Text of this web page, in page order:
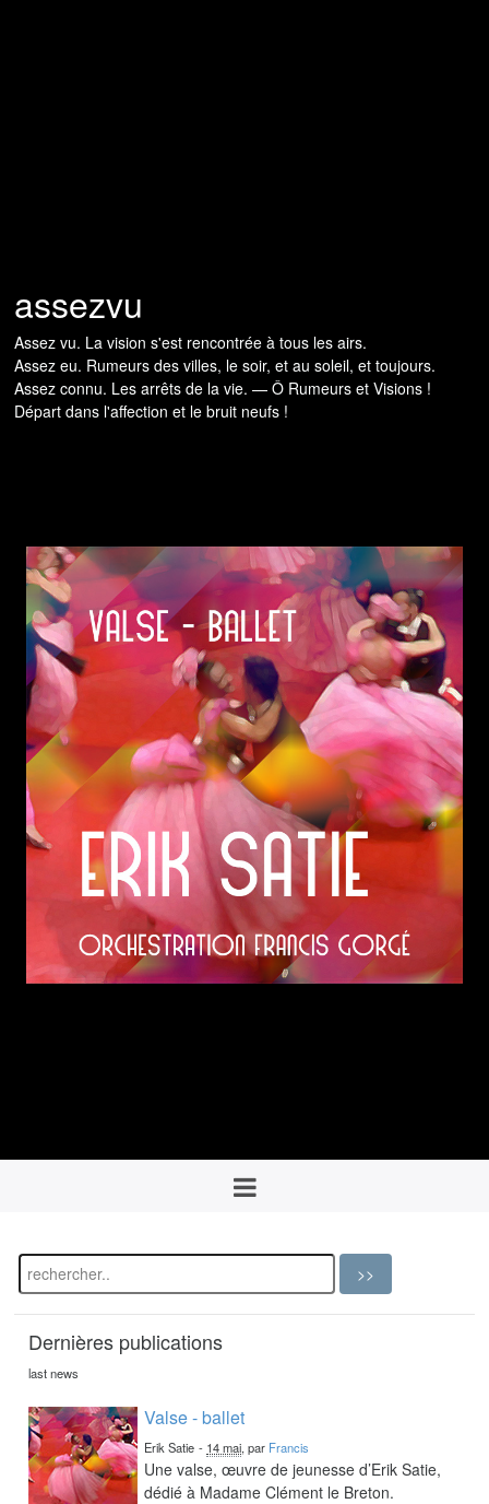
assezvu
Assez vu. La vision s'est rencontrée à tous les airs.
Assez eu. Rumeurs des villes, le soir, et au soleil, et toujours.
Assez connu. Les arrêts de la vie. — Ô Rumeurs et Visions !
Départ dans l'affection et le bruit neufs !
Dernières publications
last news
Valse - ballet
Erik Satie - 14 mai, par Francis
Une valse, œuvre de jeunesse d’Erik Satie,
dédié à Madame Clément le Breton.